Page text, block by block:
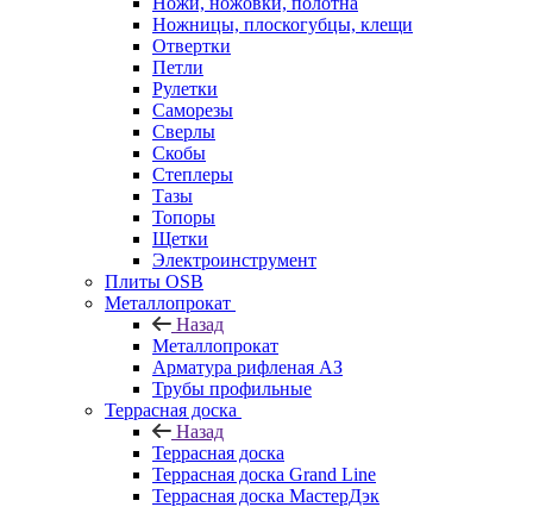
Ножницы, плоскогубцы, клещи
Отвертки
Петли
Рулетки
Саморезы
Сверлы
Скобы
Степлеры
Тазы
Топоры
Щетки
Электроинструмент
Плиты OSB
Металлопрокат
Назад
Металлопрокат
Арматура рифленая АЗ
Трубы профильные
Террасная доска
Назад
Террасная доска
Террасная доска Grand Line
Террасная доска МастерДэк